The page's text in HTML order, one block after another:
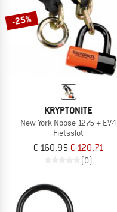
-25%
KRYPTONITE
New York Noose 1275 + EV4
Fietsslot
€ 160,95€ 120,71
(0)